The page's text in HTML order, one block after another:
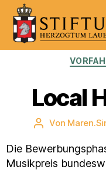
Kulturportal
Herzogtum
Lauenburg
Local
Beitragsautor
Von
Die
Musikpreis